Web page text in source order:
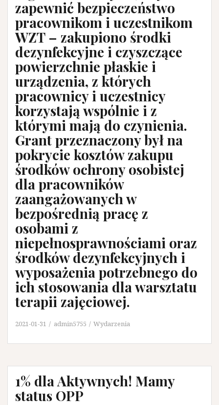
zapewnić bezpieczeństwo
pracownikom i uczestnikom
WZT – zakupiono środki
dezynfekcyjne i czyszczące
powierzchnie płaskie i
urządzenia, z których
pracownicy i uczestnicy
korzystają wspólnie i z
którymi mają do czynienia.
Grant przeznaczony był na
pokrycie kosztów zakupu
środków ochrony osobistej
dla pracowników
zaangażowanych w
bezpośrednią pracę z
osobami z
niepełnosprawnościami oraz
środków dezynfekcyjnych i
wyposażenia potrzebnego do
ich stosowania dla warsztatu
terapii zajęciowej.
2021-01-31 admin5755 Wydarzenia
1% dla Aktywnych! Mamy
status OPP